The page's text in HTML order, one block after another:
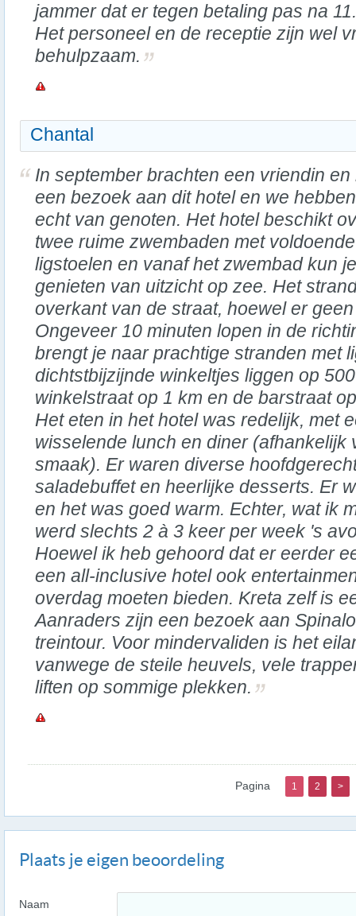
jammer dat er tegen betaling pas na
Het personeel en de receptie zijn wel
behulpzaam.
Chantal
In september brachten een vriendin en
een bezoek aan dit hotel en we
echt van genoten. Het hotel beschikt
twee ruime zwembaden met voldoende
ligstoelen en vanaf het zwembad kun je
genieten van uitzicht op zee. Het
overkant van de straat, hoewel er
Ongeveer 10 minuten lopen in de
brengt je naar prachtige stranden met
dichtstbijzijnde winkeltjes liggen op
winkelstraat op 1 km en de barstraat
Het eten in het hotel was redelijk, met
wisselende lunch en diner (afhankelijk
smaak). Er waren diverse
saladebuffet en heerlijke desserts. Er
en het was goed warm. Echter, wat ik
werd slechts 2 à 3 keer per week 's
Hoewel ik heb gehoord dat er eerder
een all-inclusive hotel ook
overdag moeten bieden. Kreta zelf is
Aanraders zijn een bezoek aan
treintour. Voor mindervaliden is het
vanwege de steile heuvels, vele
liften op sommige plekken.
Pagina 1 2 >
Plaats je eigen beoordeling
Naam